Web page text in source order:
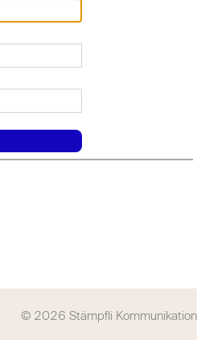
© 2026 Stämpfli Kommunikation